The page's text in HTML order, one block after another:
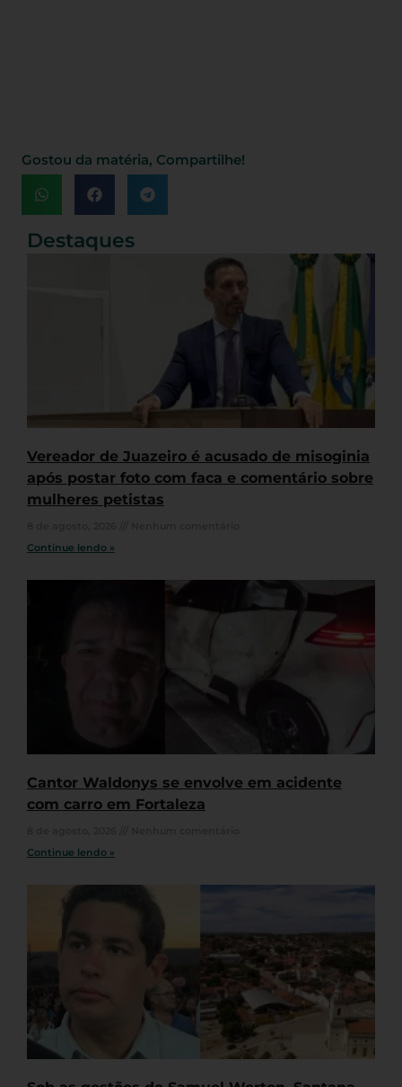
Gostou da matéria, Compartilhe!
Destaques
Vereador de Juazeiro é acusado de misoginia
após postar foto com faca e comentário sobre
mulheres petistas
Continue lendo »
Cantor Waldonys se envolve em acidente
com carro em Fortaleza
Continue lendo »